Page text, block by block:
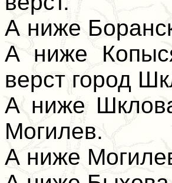
А ниже
А ниже
верст город
А ниже
Могилев.
А ниже